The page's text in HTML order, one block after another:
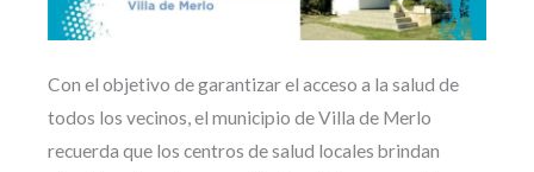
Con el objetivo de garantizar el acceso a la salud de
todos los vecinos, el municipio de Villa de Merlo
recuerda que los centros de salud locales brindan